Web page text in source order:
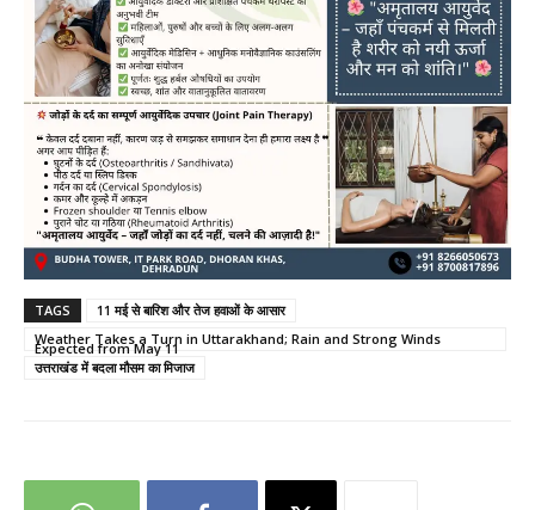
TAGS
11 मई से बारिश और तेज हवाओं के आसार
Weather Takes a Turn in Uttarakhand; Rain and Strong Winds
Expected from May 11
उत्तराखंड में बदला मौसम का मिजाज